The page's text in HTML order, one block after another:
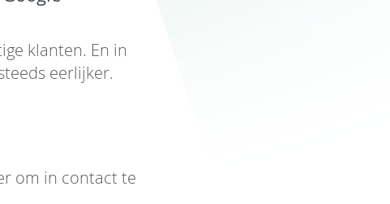
klanten. En in
eerlijker.
om in contact te